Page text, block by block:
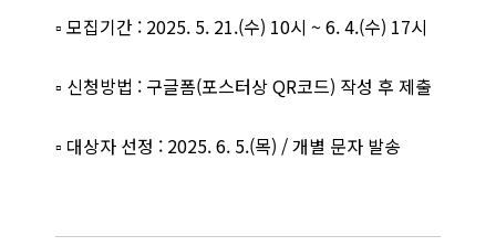
▫️ 모집기간 : 2025. 5. 21.(수) 10시 ~ 6. 4.(수) 17시
▫️ 신청방법 : 구글폼(포스터상 QR코드) 작성 후 제출
▫️ 대상자 선정 : 2025. 6. 5.(목) / 개별 문자 발송